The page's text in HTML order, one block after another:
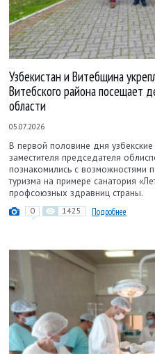
Узбекистан и Витебщина
Витебского района посещает
области
05.07.2026
В первой половине дня
заместителя председателя
познакомились с возможностями
туризма на примере санатория
профсоюзных здравниц страны.
0 1425 Подробнее